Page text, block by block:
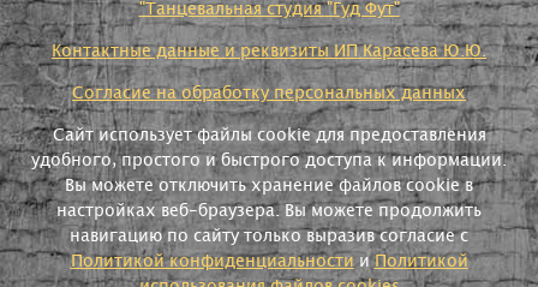
"Танцевальная студия "Гуд Фут"
Контактные данные и реквизиты ИП Карасева Ю.Ю.
Согласие на обработку персональных данных
Сайт использует файлы cookie для предоставления
удобного, простого и быстрого доступа к информации.
Вы можете отключить хранение файлов cookie в
настройках веб-браузера. Вы можете продолжить
навигацию по сайту только выразив согласие с
Политикой конфиденциальностииПолитикой